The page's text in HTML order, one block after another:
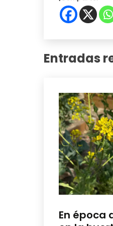
Entradas
Cuidados
del
En época